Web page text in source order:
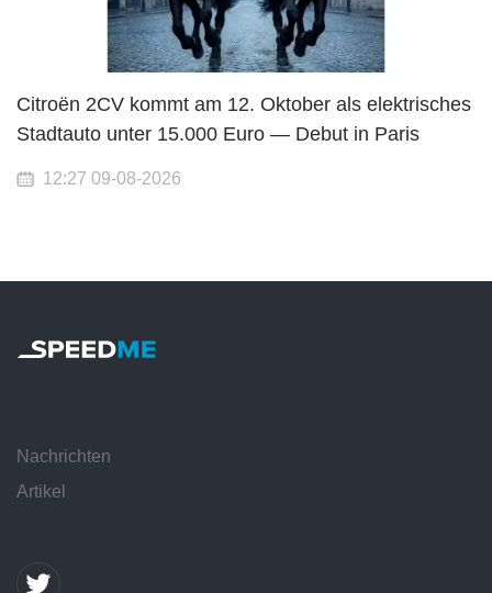
Citroën 2CV kommt am 12. Oktober als elektrisches
Stadtauto unter 15.000 Euro — Debut in Paris
12:27 09-08-2026
Nachrichten
Artikel